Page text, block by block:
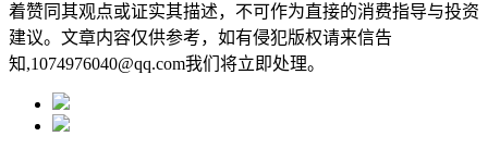
着赞同其观点或证实其描述，不可作为直接的消费指导与投资
建议。文章内容仅供参考，如有侵犯版权请来信告
知,1074976040@qq.com我们将立即处理。